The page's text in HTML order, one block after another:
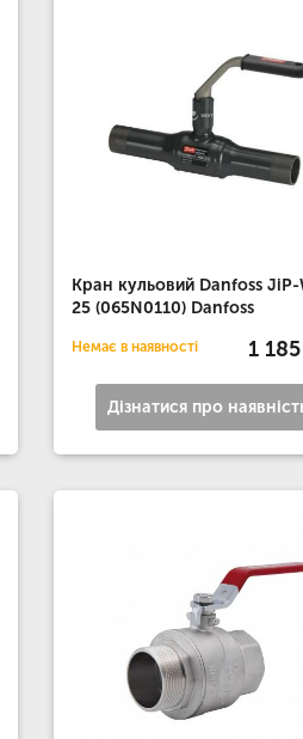
Кран кульовий Danfoss JiP-
25 (065N0110) Danfoss
Немає в наявності 1
Дізнатися про